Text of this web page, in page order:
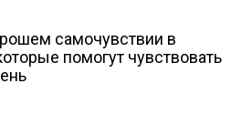
самочувствии в
помогут чувствовать